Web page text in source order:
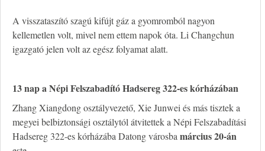
A visszataszító szagú kifújt gáz a gyomromból nagyon
kellemetlen volt, mivel nem ettem napok óta. Li Changchun
igazgató jelen volt az egész folyamat alatt.
13 nap a Népi Felszabadító Hadsereg 322-es kórházában
Zhang Xiangdong osztályvezető, Xie Junwei és más tisztek a
megyei belbiztonsági osztálytól átvitettek a Népi Felszabadítási
Hadsereg 322-es kórházába Datong városbamárcius 20-án